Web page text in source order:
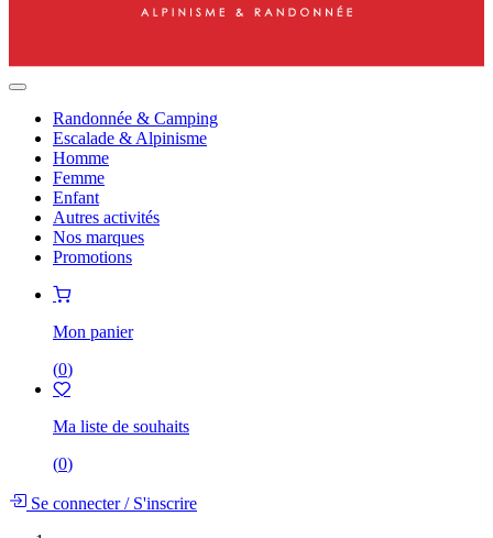
Randonnée & Camping
Escalade & Alpinisme
Homme
Femme
Enfant
Autres activités
Nos marques
Promotions
Mon panier
(0)
Ma liste de souhaits
(0)
Se connecter/S'inscrire